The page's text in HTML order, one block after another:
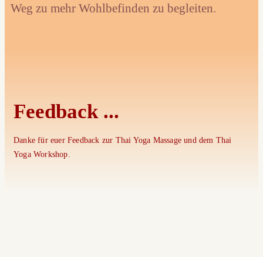
Weg zu mehr Wohlbefinden zu begleiten.
Feedback ...
Danke für euer Feedback zur Thai Yoga Massage und dem Thai
Yoga Workshop.